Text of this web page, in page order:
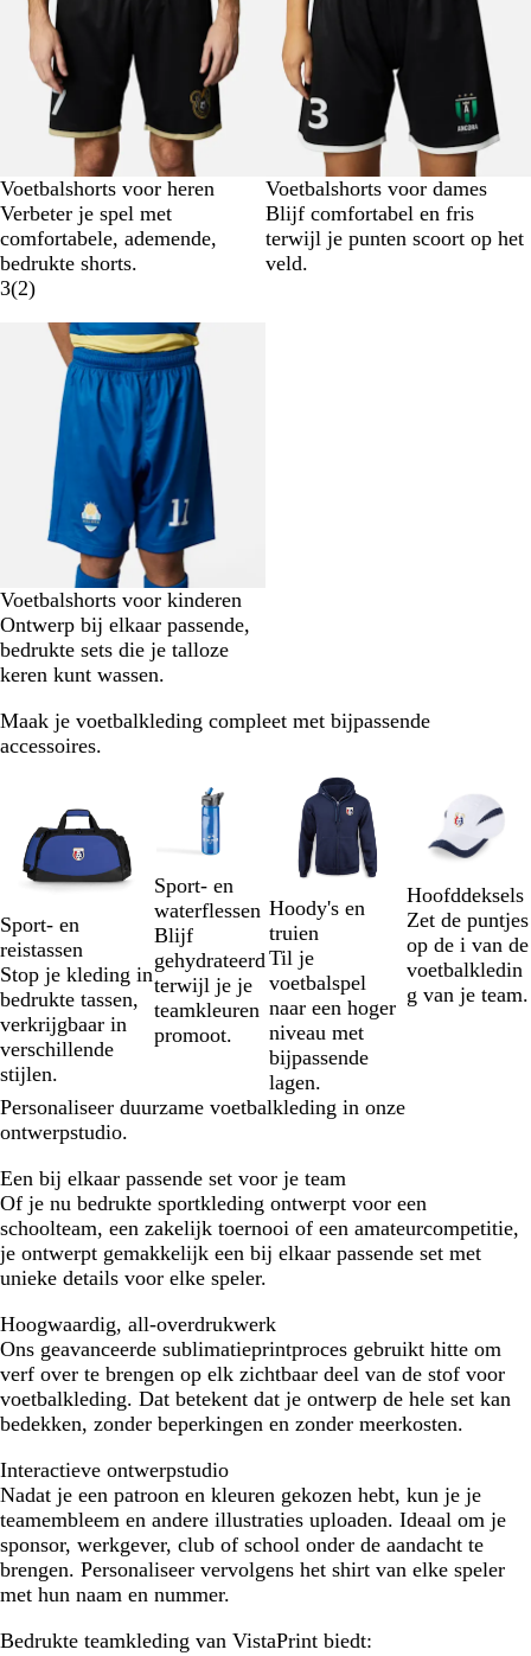
Voetbalshorts voor heren
Verbeter je spel met
comfortabele, ademende,
bedrukte shorts.
3(2)
Voetbalshorts voor dames
Blijf comfortabel en fris
terwijl je punten scoort op het
veld.
Voetbalshorts voor kinderen
Ontwerp bij elkaar passende,
bedrukte sets die je talloze
keren kunt wassen.
Maak je voetbalkleding compleet met bijpassende
accessoires.
Sport- en
reistassen
Stop je kleding in
bedrukte tassen,
verkrijgbaar in
verschillende
stijlen.
Sport- en
waterflessen
Blijf
gehydrateerd
terwijl je je
teamkleuren
promoot.
Hoody's en
truien
Til je
voetbalspel
naar een hoger
niveau met
bijpassende
lagen.
Hoofddeksels
Zet de puntjes
op de i van de
voetbalkledin
g van je team.
van
Personaliseer duurzame voetbalkleding in onze
ontwerpstudio.
Een bij elkaar passende set voor je team
Of je nu bedrukte sportkleding ontwerpt voor een
schoolteam, een zakelijk toernooi of een amateurcompetitie,
je ontwerpt gemakkelijk een bij elkaar passende set met
unieke details voor elke speler.
Hoogwaardig, all-overdrukwerk
Ons geavanceerde sublimatieprintproces gebruikt hitte om
verf over te brengen op elk zichtbaar deel van de stof voor
voetbalkleding. Dat betekent dat je ontwerp de hele set kan
bedekken, zonder beperkingen en zonder meerkosten.
Interactieve ontwerpstudio
Nadat je een patroon en kleuren gekozen hebt, kun je je
teamembleem en andere illustraties uploaden. Ideaal om je
sponsor, werkgever, club of school onder de aandacht te
brengen. Personaliseer vervolgens het shirt van elke speler
met hun naam en nummer.
Bedrukte teamkleding van VistaPrint biedt: